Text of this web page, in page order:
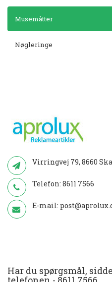
Musemåtter
Nøgleringe
Virringvej 79, 8660
Telefon: 8611 7566
E-mail:
Har du spørgsmål,